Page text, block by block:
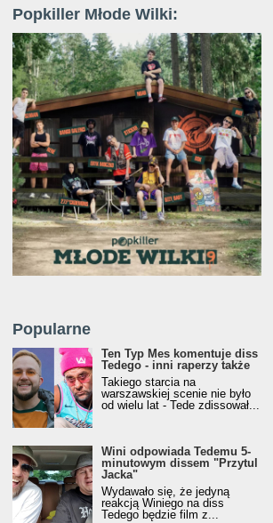
Popkiller Młode Wilki:
Popularne
Ten Typ Mes komentuje diss
Tedego - inni raperzy także
Takiego starcia na
warszawskiej scenie nie było
od wielu lat - Tede zdissował...
Wini odpowiada Tedemu 5-
minutowym dissem "Przytul
Jacka"
Wydawało się, że jedyną
reakcją Winiego na diss
Tedego będzie film z...